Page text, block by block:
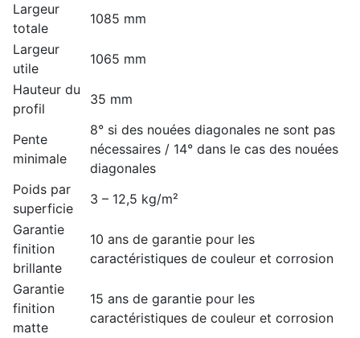
Largeur
totale
1085 mm
Largeur
utile
1065 mm
Hauteur du
profil
35 mm
Pente
minimale
8° si des nouées diagonales ne sont pas
nécessaires / 14° dans le cas des nouées
diagonales
Poids par
superficie
3 – 12,5 kg/m²
Garantie
finition
brillante
10 ans de garantie pour les
caractéristiques de couleur et corrosion
Garantie
finition
matte
15 ans de garantie pour les
caractéristiques de couleur et corrosion